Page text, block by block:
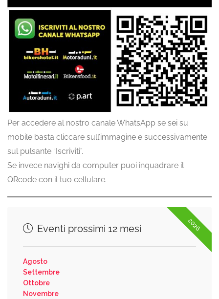
Per accedere al nostro canale WhatsApp se sei su
mobile basta cliccare sull’immagine e successivamente
sul pulsante “Iscriviti”.
Se invece navighi da computer puoi inquadrare il
QRcode con il tuo cellulare.
2026
Eventi prossimi 12 mesi
Agosto
Settembre
Ottobre
Novembre